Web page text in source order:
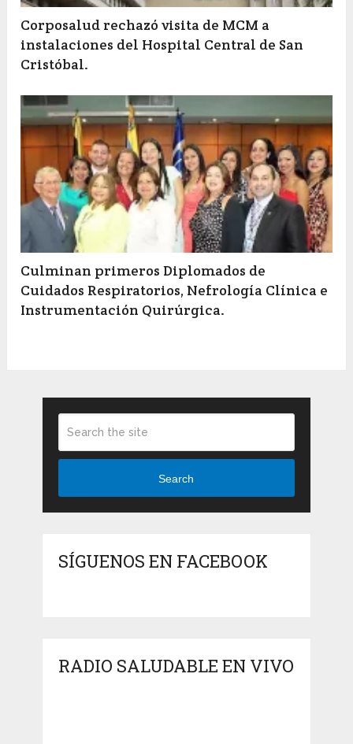
Corposalud rechazó visita de MCM a
instalaciones del Hospital Central de San
Cristóbal.
Culminan primeros Diplomados de
Cuidados Respiratorios, Nefrología Clínica e
Instrumentación Quirúrgica.
Search
SÍGUENOS EN FACEBOOK
RADIO SALUDABLE EN VIVO